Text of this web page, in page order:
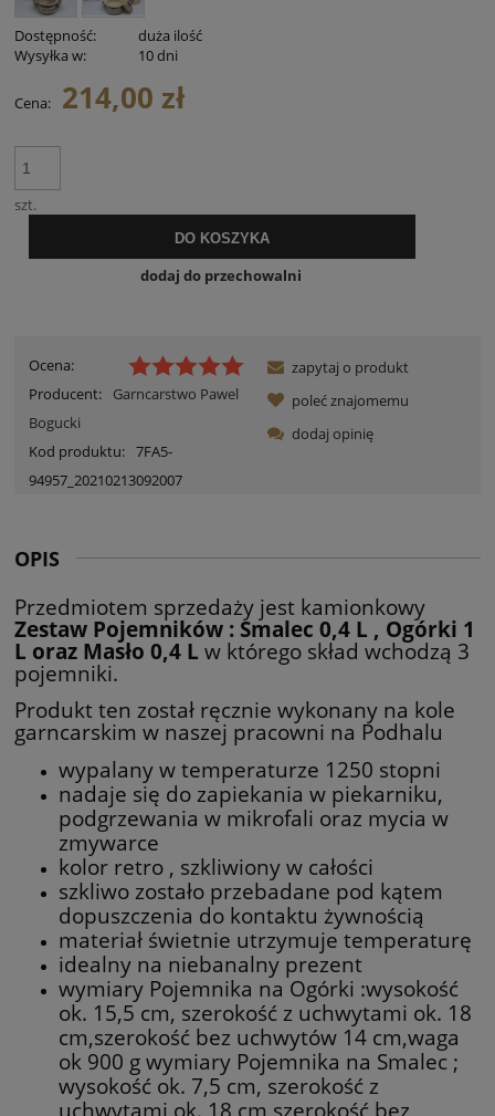
Dostępność:
duża ilość
Wysyłka w:
10 dni
Cena: 214,00 zł
szt.
DO KOSZYKA
dodaj do przechowalni
Ocena:
Producent:
Garncarstwo Pawel
Bogucki
Kod produktu: 7FA5-
94957_20210213092007
zapytaj o produkt
poleć znajomemu
dodaj opinię
OPIS
Przedmiotem sprzedaży jest kamionkowy
Zestaw Pojemników : Smalec 0,4 L , Ogórki 1
L oraz Masło 0,4 L w którego skład wchodzą 3
pojemniki.
Produkt ten został ręcznie wykonany na kole
garncarskim w naszej pracowni na Podhalu
wypalany w temperaturze 1250 stopni
nadaje się do zapiekania w piekarniku,
podgrzewania w mikrofali oraz mycia w
zmywarce
kolor retro , szkliwiony w całości
szkliwo zostało przebadane pod kątem
dopuszczenia do kontaktu żywnością
materiał świetnie utrzymuje temperaturę
idealny na niebanalny prezent
wymiary Pojemnika na Ogórki :wysokość
ok. 15,5 cm, szerokość z uchwytami ok. 18
cm,szerokość bez uchwytów 14 cm,waga
ok 900 g wymiary Pojemnika na Smalec ;
wysokość ok. 7,5 cm, szerokość z
uchwytami ok. 18 cm,szerokość bez